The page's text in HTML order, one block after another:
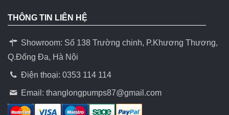
THÔNG TIN LIÊN HỆ
Showroom: Số 138 Trường chinh, P.Khương Thương,
Q.Đống Đa, Hà Nội
Điện thoại: 0353 114 114
Email:thanglongpumps87@gmail.com